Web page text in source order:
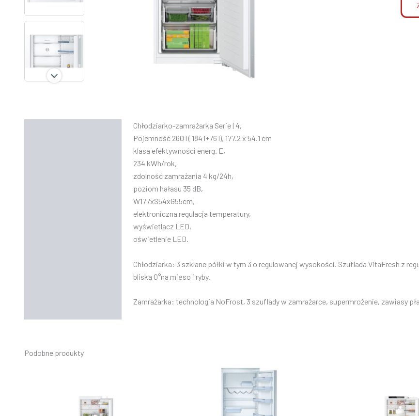
Chłodziarko-zamrażarka Serie | 4,
Pojemność 260 l ( 184 l+76 l), 177.2 x 54.1 cm
klasa efektywności energ. E,
234 kWh/rok,
zdolność zamrażania 4 kg/24h,
poziom hałasu 35 dB,
W177xS54xG55cm,
elektroniczna regulacja temperatury,
wyświetlacz LED,
oświetlenie LED.
Chłodziarka: 3 szklane półki w tym 3 o regulowanej wysokości. Szuflada VitaFresh z
bliską 0°na mięso i ryby.
Zamrażarka: technologia NoFrost, 3 szuflady w zamrażarce, supermrożenie, zawiasy
Podobne produkty